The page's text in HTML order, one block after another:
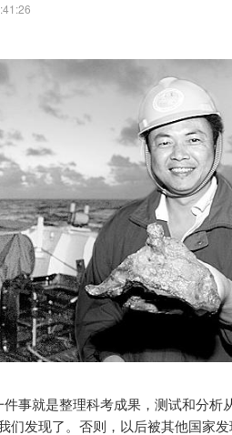
事就是整理科考成果，测试和分析
们发现了。否则，以后被其他国家